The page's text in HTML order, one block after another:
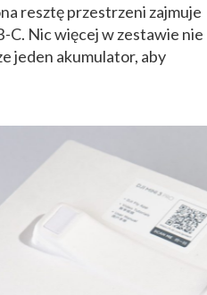
resztę przestrzeni zajmuje
C. Nic więcej w zestawie nie
jeden akumulator, aby